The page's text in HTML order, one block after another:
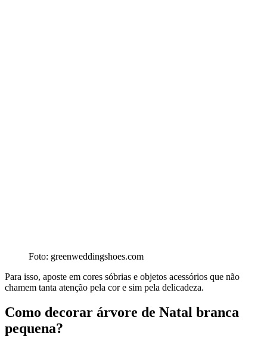
Foto: greenweddingshoes.com
Para isso, aposte em cores sóbrias e objetos acessórios que não
chamem tanta atenção pela cor e sim pela delicadeza.
Como decorar árvore de Natal branca
pequena?